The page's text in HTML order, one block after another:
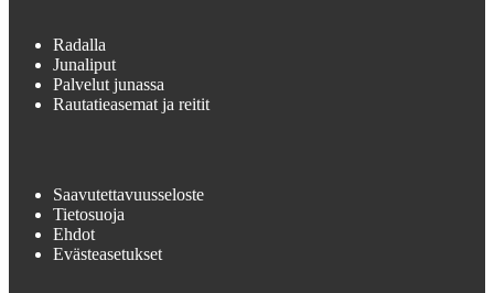
Radalla
Junaliput
Palvelut junassa
Rautatieasemat ja reitit
Saavutettavuusseloste
Tietosuoja
Ehdot
Evästeasetukset